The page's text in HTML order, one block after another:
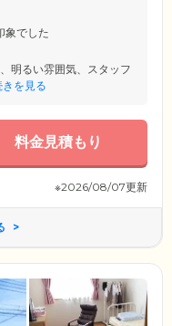
象でした
明るい雰囲気、スタッフ
きを見る
料金見積もり
※2026/08/07更新